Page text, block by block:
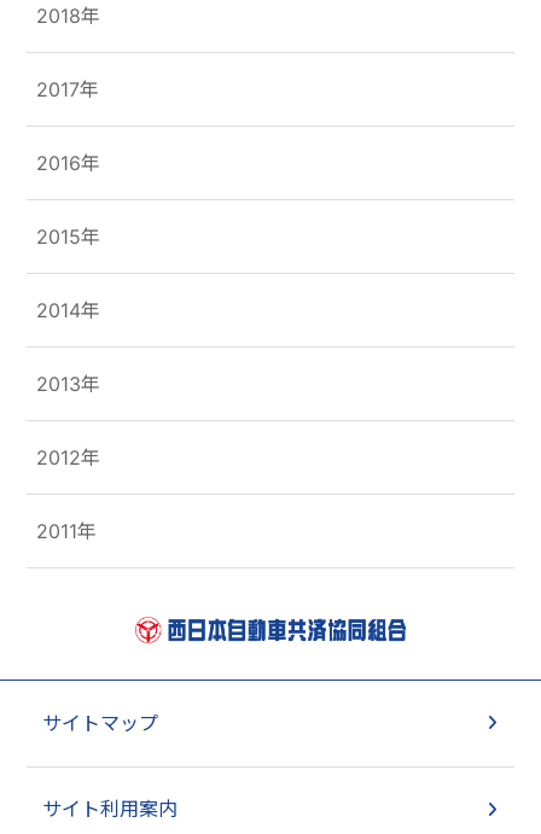
2018年
2017年
2016年
2015年
2014年
2013年
2012年
2011年
サイトマップ
サイト利用案内